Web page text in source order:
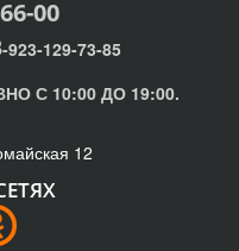
00
-923-129-73-85
С 10:00 ДО 19:00.
12